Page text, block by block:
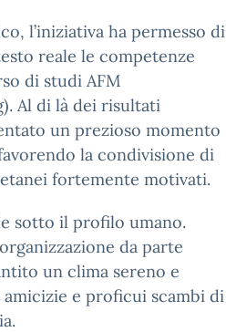
l’iniziativa ha permesso di
reale le competenze
di studi AFM
Al di là dei risultati
un prezioso momento
la condivisione di
fortemente motivati.
sotto il profilo umano.
da parte
un clima sereno e
e proficui scambi di